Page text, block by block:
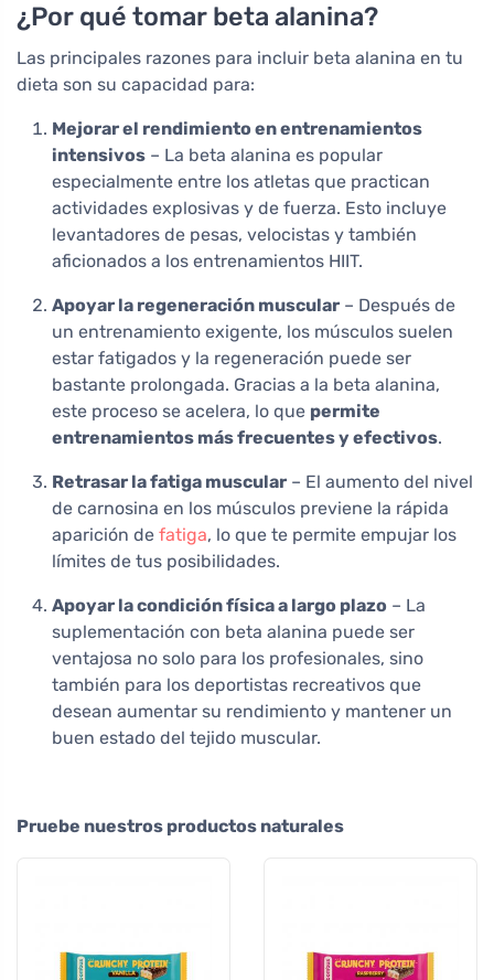
¿Por qué tomar beta alanina?
Las principales razones para incluir beta alanina en tu
dieta son su capacidad para:
Mejorar el rendimiento en entrenamientos
intensivos – La beta alanina es popular
especialmente entre los atletas que practican
actividades explosivas y de fuerza. Esto incluye
levantadores de pesas, velocistas y también
aficionados a los entrenamientos HIIT.
Apoyar la regeneración muscular – Después de
un entrenamiento exigente, los músculos suelen
estar fatigados y la regeneración puede ser
bastante prolongada. Gracias a la beta alanina,
este proceso se acelera, lo que permite
entrenamientos más frecuentes y efectivos.
Retrasar la fatiga muscular – El aumento del nivel
de carnosina en los músculos previene la rápida
aparición de fatiga, lo que te permite empujar los
límites de tus posibilidades.
Apoyar la condición física a largo plazo – La
suplementación con beta alanina puede ser
ventajosa no solo para los profesionales, sino
también para los deportistas recreativos que
desean aumentar su rendimiento y mantener un
buen estado del tejido muscular.
Pruebe nuestros productos naturales